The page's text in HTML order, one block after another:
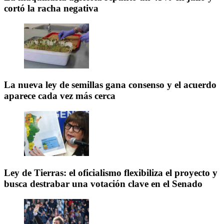
cortó la racha negativa
La nueva ley de semillas gana consenso y el acuerdo
aparece cada vez más cerca
Ley de Tierras: el oficialismo flexibiliza el proyecto y
busca destrabar una votación clave en el Senado